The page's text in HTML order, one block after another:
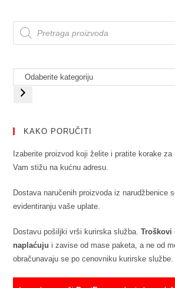
KAKO PORUČITI
Izaberite proizvod koji želite i pratite korake
Vam stižu na kućnu adresu.
Dostava naručenih proizvoda iz narudžbenice
evidentiranju vaše uplate.
Dostavu pošiljki vrši kurirska služba.Troškovi
naplaćuju i zavise od mase paketa, a ne od
obračunavaju se po cenovniku kurirske službe.